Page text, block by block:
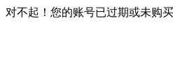
对不起！您的账号已过期或未购